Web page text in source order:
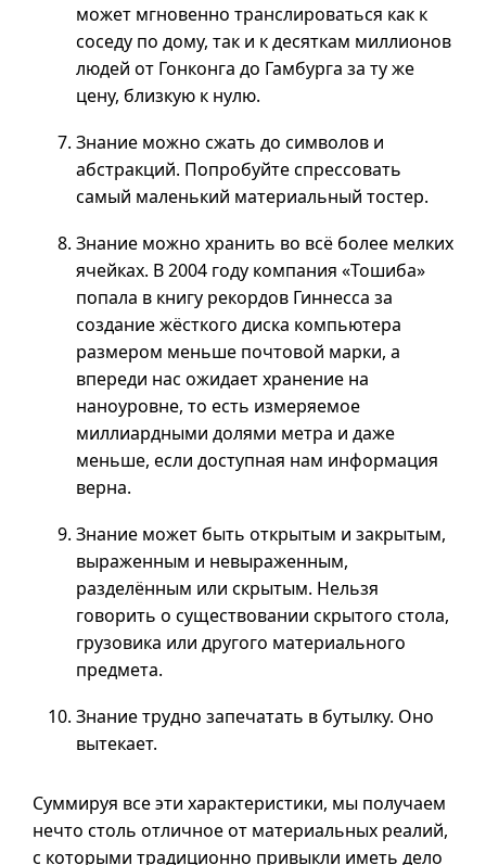
может мгновенно транслироваться как к
соседу по дому, так и кдесяткам миллионов
людей от Гонконга до Гамбурга за ту же
цену, близкую к нулю.
Знание можно сжать до символов и
абстракций. Попробуйте спрессовать
самый маленький материальный тостер.
Знание можно хранить во всё более мелких
ячейках. В 2004 году компания «Тошиба»
попала в книгу рекордов Гиннесса за
создание жёсткого диска компьютера
размером меньше почтовой марки, а
впереди нас ожидает хранение на
наноуровне, то есть измеряемое
миллиардными долями метра и даже
меньше, если доступная нам информация
верна.
Знание может быть открытым и закрытым,
выраженным и невыраженным,
разделённым или скрытым. Нельзя
говорить о существовании скрытого стола,
грузовика или другого материального
предмета.
Знание трудно запечатать в бутылку. Оно
вытекает.
Суммируя все эти характеристики, мы получаем
нечто столь отличное от материальных реалий,
с которыми традиционно привыкли иметь дело